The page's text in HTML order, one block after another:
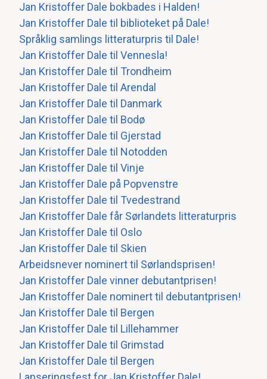
Jan Kristoffer Dale bokbades i Halden!
Jan Kristoffer Dale til biblioteket på Dale!
Språklig samlings litteraturpris til Dale!
Jan Kristoffer Dale til Vennesla!
Jan Kristoffer Dale til Trondheim
Jan Kristoffer Dale til Arendal
Jan Kristoffer Dale til Danmark
Jan Kristoffer Dale til Bodø
Jan Kristoffer Dale til Gjerstad
Jan Kristoffer Dale til Notodden
Jan Kristoffer Dale til Vinje
Jan Kristoffer Dale på Popvenstre
Jan Kristoffer Dale til Tvedestrand
Jan Kristoffer Dale får Sørlandets litteraturpris
Jan Kristoffer Dale til Oslo
Jan Kristoffer Dale til Skien
Arbeidsnever nominert til Sørlandsprisen!
Jan Kristoffer Dale vinner debutantprisen!
Jan Kristoffer Dale nominert til debutantprisen!
Jan Kristoffer Dale til Bergen
Jan Kristoffer Dale til Lillehammer
Jan Kristoffer Dale til Grimstad
Jan Kristoffer Dale til Bergen